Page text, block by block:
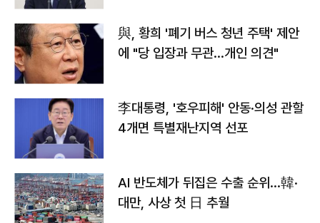
與, 황희 '폐기 버스 청년 주택' 제안
에 "당 입장과 무관…개인 의견"
李대통령, '호우피해' 안동·의성 관할
4개면 특별재난지역 선포
AI 반도체가 뒤집은 수출 순위…韓·
대만, 사상 첫 日 추월